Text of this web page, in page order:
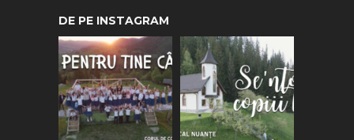
DE PE INSTAGRAM